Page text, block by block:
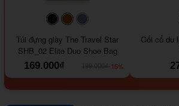
#000000#964B00
Túi đựng giày The Travel Star
SHB_02 Elite Duo Shoe Bag
169.000₫
-15%
Gối cổ du